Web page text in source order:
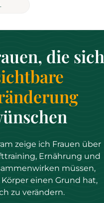
die sich
zeige ich Frauen über
Ernährung und
müssen,
einen Grund hat,
zu verändern.